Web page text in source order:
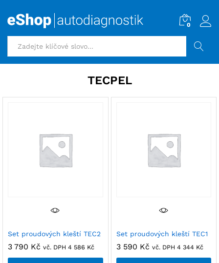
0
TECPEL
Set proudových kleští TEC2
3 790 Kč vč. DPH 4 586 Kč
Set proudových kleští TEC1
3 590 Kč vč. DPH 4 344 Kč